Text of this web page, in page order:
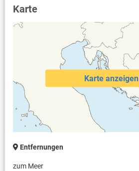
Haustier)
Klimaanlage im Preis inklusive
Bettwäsche vorhanden
Handtücher vorhanden
Waschmaschine in der Unterkunft
Internet per WLAN
Garten zur allein Nutzung.
Karte
Karte anzeigen
Entfernungen
zum Meer